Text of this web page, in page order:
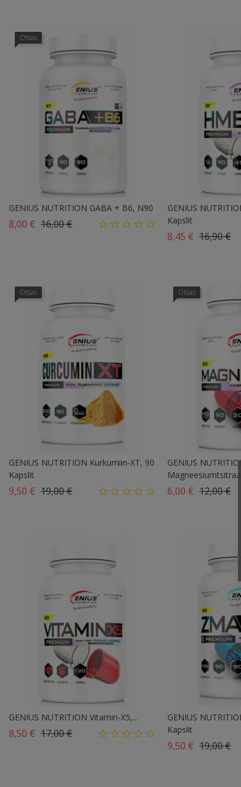
Otsas
GENIUS NUTRITION GABA + B6, N90
8,00 € Tavahind
16,00 €Hind
GENIUS
Kapslit
8,45 € Tavahind
16,90 €
Otsas
GENIUS NUTRITION Kurkumiin-XT, 90
Kapslit
9,50 € Tavahind
19,00 €Hind
Otsas
GENIUS
6,00 € Tavahind
12,00 €
GENIUS NUTRITION Vitamin-X5,...
8,50 € Tavahind
17,00 €Hind
GENIUS
Kapslit
9,50 € Tavahind
19,00 €